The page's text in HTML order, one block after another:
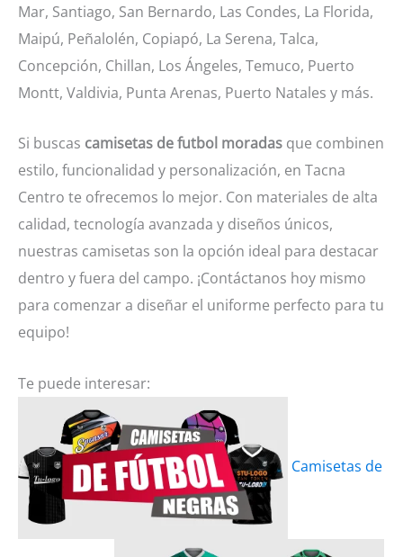
Mar, Santiago, San Bernardo, Las Condes, La Florida,
Maipú, Peñalolén, Copiapó, La Serena, Talca,
Concepción, Chillan, Los Ángeles, Temuco, Puerto
Montt, Valdivia, Punta Arenas, Puerto Natales y más.
Si buscas camisetas de futbol moradas que combinen
estilo, funcionalidad y personalización, en Tacna
Centro te ofrecemos lo mejor. Con materiales de alta
calidad, tecnología avanzada y diseños únicos,
nuestras camisetas son la opción ideal para destacar
dentro y fuera del campo. ¡Contáctanos hoy mismo
para comenzar a diseñar el uniforme perfecto para tu
equipo!
Te puede interesar:
Camisetas de